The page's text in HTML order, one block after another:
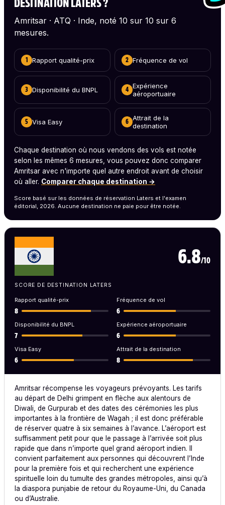
DESTINATION LATERS ?
Amritsar · ATQ · Inde, noté 10 sur 10 sur 6
mesures.
1 Rapport qualité-prix 2 Fréquence de vol
3 Disponibilité du BNPL 4
Expérience
aéroportuaire
5 Visa Easy 6
Attrait de la
destination
Chaque destination où nous vendons des vols est notée
selon les mêmes 6 mesures, vous pouvez donc comparer
Amritsar avec n'importe quel autre endroit avant de choisir
où aller. Comparer chaque destination →
Score basé sur les données de réservation Laters et l'examen
éditorial, 2026. Aucune destination ne paie pour être notée.
6.8/10
SCORE DE DESTINATION LATERS
Rapport qualité-prix
8
Fréquence de vol
6
Disponibilité du BNPL
7
Expérience aéroportuaire
6
Visa Easy
6
Attrait de la destination
8
Amritsar récompense les voyageurs prévoyants. Les tarifs
au départ de Delhi grimpent en flèche aux alentours de
Diwali, de Gurpurab et des dates des cérémonies les plus
importantes à la frontière de Wagah ; il est donc préférable
de réserver quatre à six semaines à l’avance. L’aéroport est
suffisamment petit pour que le passage à l’arrivée soit plus
rapide que dans n’importe quel grand aéroport indien. Il
convient parfaitement aux personnes qui découvrent l’Inde
pour la première fois et qui recherchent une expérience
spirituelle loin du tumulte des grandes métropoles, ainsi qu’à
la diaspora punjabie de retour du Royaume-Uni, du Canada
ou d’Australie.